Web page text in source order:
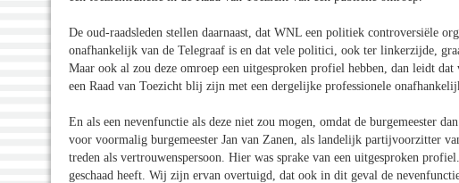
De oud-raadsleden stellen daarnaast, dat WNL een politiek controversiële
onafhankelijk van de Telegraaf is en dat vele politici, ook ter linkerzijde,
Maar ook al zou deze omroep een uitgesproken profiel hebben, dan leidt
een Raad van Toezicht blij zijn met een dergelijke professionele
En als een nevenfunctie als deze niet zou mogen, omdat de burgemeester
voor voormalig burgemeester Jan van Zanen, als landelijk partijvoorzitter
treden als vertrouwenspersoon. Hier was sprake van een uitgesproken
geschaad heeft. Wij zijn ervan overtuigd, dat ook in dit geval de